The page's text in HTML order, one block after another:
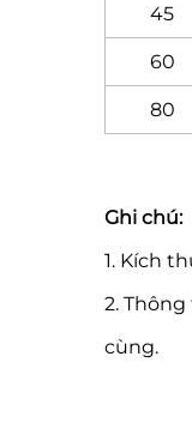
45
60
80
Ghi chú:
1. Kích
2.
cùng.